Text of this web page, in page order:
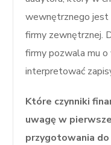
wewnętrznego
firmy zewnętrznej.
firmy pozwala mu
interpretować
Które czynniki
uwagę w
przygotowania